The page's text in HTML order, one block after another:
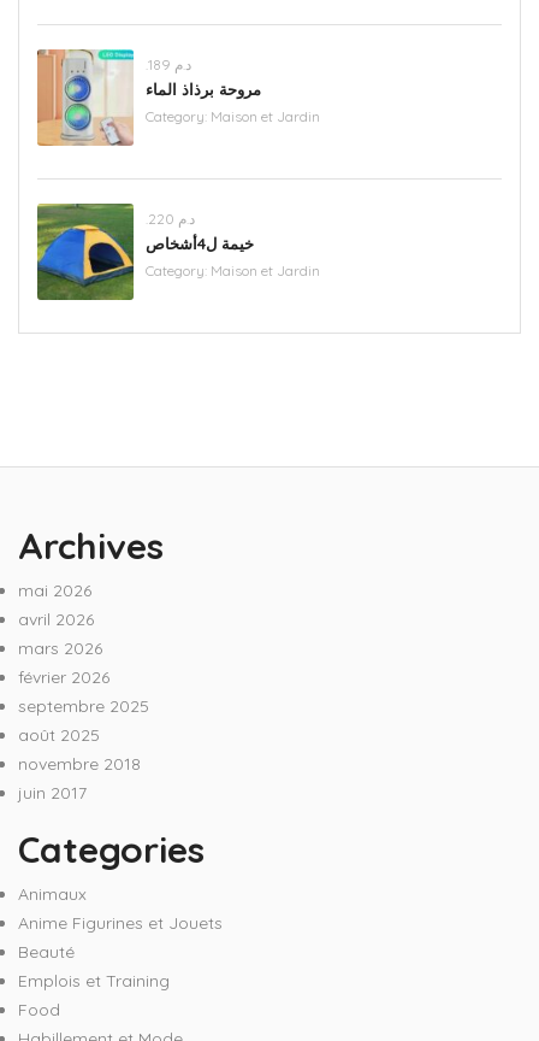
.د.م 189
مروحة برذاذ الماء
Category: Maison et Jardin
.د.م 220
خيمة ل4أشخاص
Category: Maison et Jardin
Archives
mai 2026
avril 2026
mars 2026
février 2026
septembre 2025
août 2025
novembre 2018
juin 2017
Categories
Animaux
Anime Figurines et Jouets
Beauté
Emplois et Training
Food